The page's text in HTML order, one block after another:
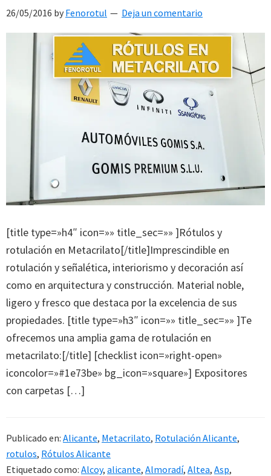
26/05/2016 by Fenorotul Deja un comentario
[title type=»h4″ icon=»» title_sec=»» ]Rótulos y
rotulación en Metacrilato[/title]Imprescindible en
rotulación y señalética, interiorismo y decoración así
como en arquitectura y construcción. Material noble,
ligero y fresco que destaca por la excelencia de sus
propiedades. [title type=»h3″ icon=»» title_sec=»» ]Te
ofrecemos una amplia gama de rotulación en
metacrilato:[/title] [checklist icon=»right-open»
iconcolor=»#1e73be» bg_icon=»square»] Expositores
con carpetas […]
Publicado en: Alicante, Metacrilato, Rotulación Alicante,
rotulos, Rótulos Alicante
Etiquetado como: Alcoy, alicante, Almoradí, Altea, Asp,